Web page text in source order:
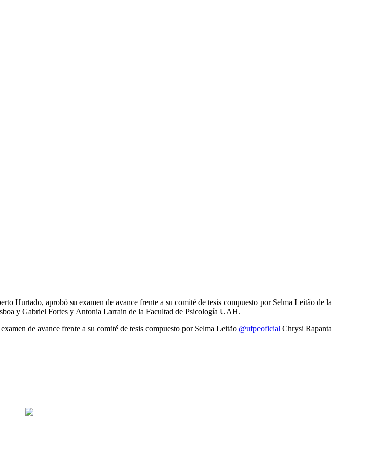
Hurtado, aprobó su examen de avance frente a su comité de tesis compuesto por Selma Leitão de la
y Gabriel Fortes y Antonia Larrain de la Facultad de Psicología UAH.
de avance frente a su comité de tesis compuesto por Selma Leitão @ufpeoficial Chrysi Rapanta